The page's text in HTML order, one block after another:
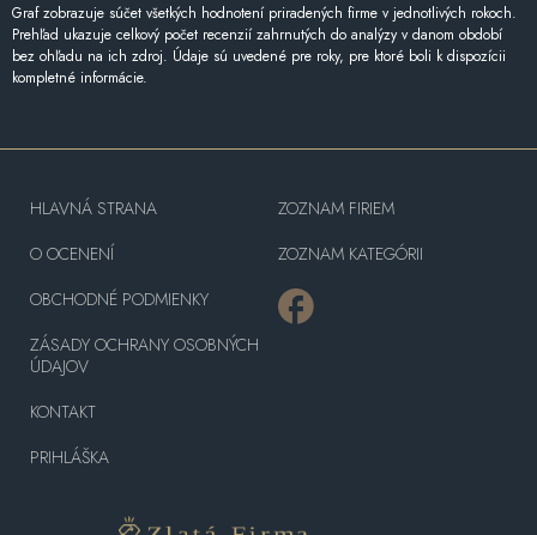
Graf zobrazuje súčet všetkých hodnotení priradených firme v jednotlivých rokoch.
Prehľad ukazuje celkový počet recenzií zahrnutých do analýzy v danom období
bez ohľadu na ich zdroj. Údaje sú uvedené pre roky, pre ktoré boli k dispozícii
kompletné informácie.
HLAVNÁ STRANA
O OCENENÍ
OBCHODNÉ PODMIENKY
ZÁSADY OCHRANY OSOBNÝCH
ÚDAJOV
KONTAKT
PRIHLÁŠKA
ZOZNAM FIRIEM
ZOZNAM KATEGÓRII